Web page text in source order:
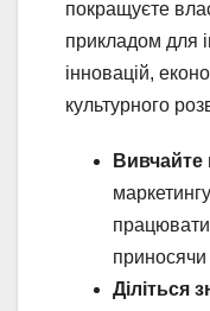
покращуєте
прикладом для
інновацій,
культурного
Вивчайте
приносячи
Діліться